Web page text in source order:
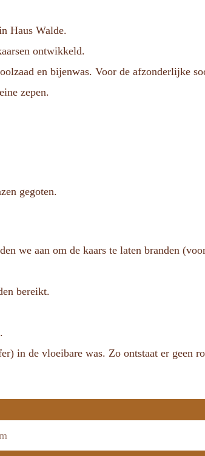
Haus Walde.
ontwikkeld.
en bijenwas. Voor de afzonderlijke
zepen.
gegoten.
we aan om de kaars te laten branden
bereikt.
in de vloeibare was. Zo ontstaat er geen